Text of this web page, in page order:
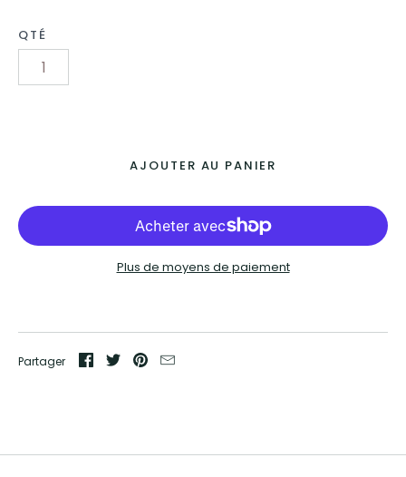
& Revendeurs
/ News
QTÉ
AJOUTER AU PANIER
Plus de moyens de paiement
Partager